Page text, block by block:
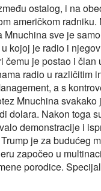
ostalog, i na
američkom
sve je
kojoj je radio i
je postao i član
radio u različitim
a s
Mnuchina
dolara. Nakon toga
demonstracije i
je za budućeg
započeo u
porodice.